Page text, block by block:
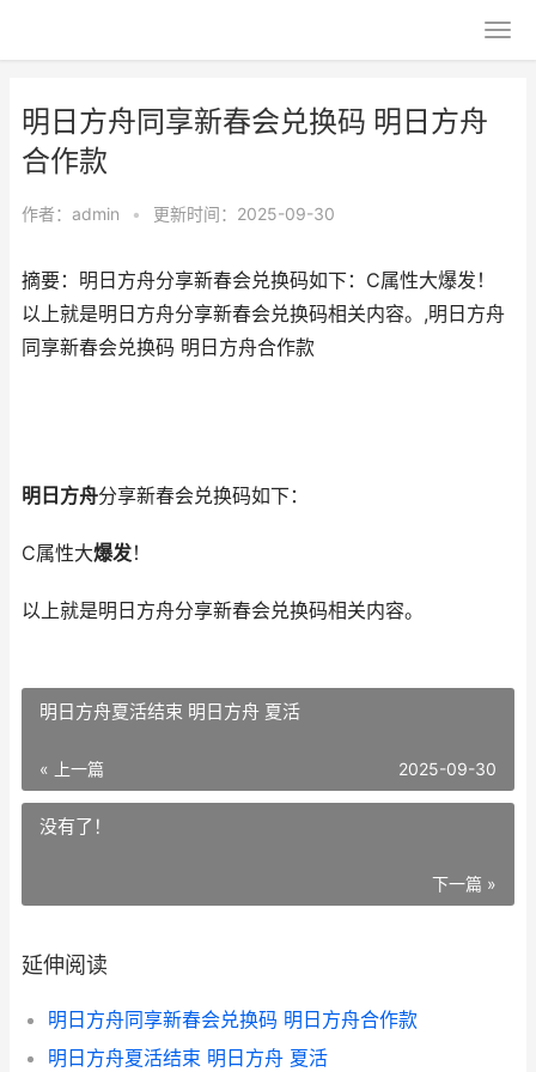
明日方舟同享新春会兑换码 明日方舟
合作款
作者： admin • 更新时间：2025-09-30
摘要：明日方舟分享新春会兑换码如下：C属性大爆发！
以上就是明日方舟分享新春会兑换码相关内容。,明日方舟
同享新春会兑换码 明日方舟合作款
明日方舟分享新春会兑换码如下：
C属性大爆发！
以上就是明日方舟分享新春会兑换码相关内容。
明日方舟夏活结束 明日方舟 夏活
« 上一篇 2025-09-30
没有了！
下一篇 »
延伸阅读
明日方舟同享新春会兑换码 明日方舟合作款
明日方舟夏活结束 明日方舟 夏活